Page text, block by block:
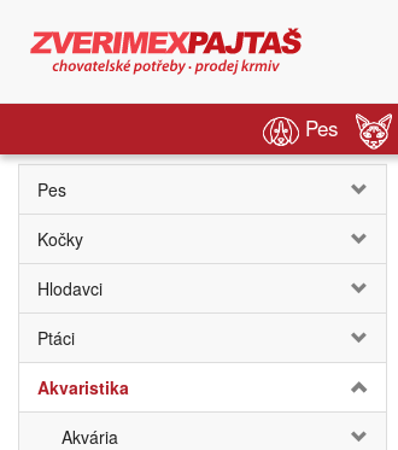
Pes
Pes
Kočky
Hlodavci
Ptáci
Akvaristika
Akvária